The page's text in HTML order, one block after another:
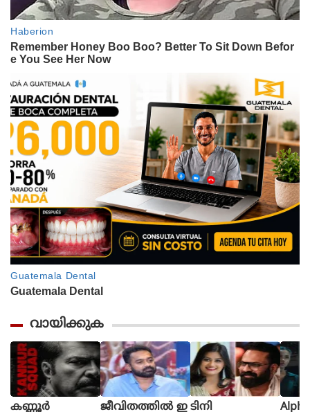
വായിക്കുക
കണ്ണൂർ ജീവിതത്തിൽ ഇ ടിനി Alpha The